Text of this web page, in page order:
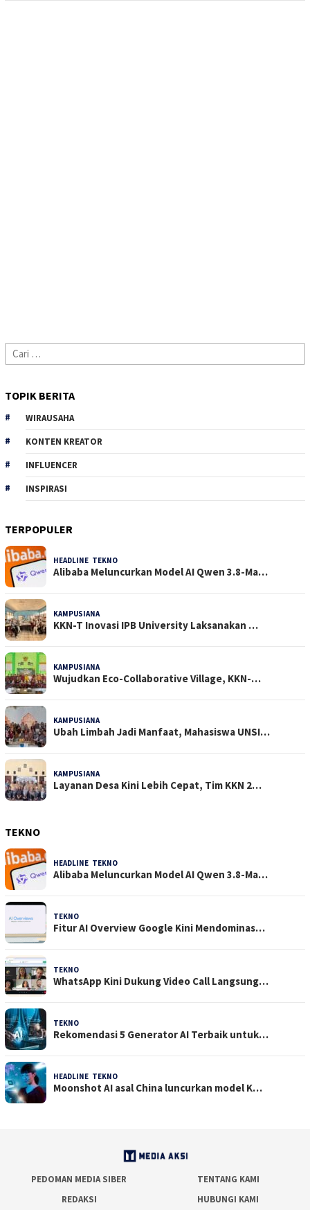
Cari
untuk:
TOPIK BERITA
WIRAUSAHA
KONTEN KREATOR
INFLUENCER
INSPIRASI
TERPOPULER
HEADLINE TEKNO
Alibaba Meluncurkan Model AI Qwen 3.8-Ma…
KAMPUSIANA
KKN-T Inovasi IPB University Laksanakan …
KAMPUSIANA
Wujudkan Eco-Collaborative Village, KKN-…
KAMPUSIANA
Ubah Limbah Jadi Manfaat, Mahasiswa UNSI…
KAMPUSIANA
Layanan Desa Kini Lebih Cepat, Tim KKN 2…
TEKNO
HEADLINE TEKNO
Alibaba Meluncurkan Model AI Qwen 3.8-Ma…
TEKNO
Fitur AI Overview Google Kini Mendominas…
TEKNO
WhatsApp Kini Dukung Video Call Langsung…
TEKNO
Rekomendasi 5 Generator AI Terbaik untuk…
HEADLINE TEKNO
Moonshot AI asal China luncurkan model K…
PEDOMAN MEDIA SIBER
TENTANG KAMI
REDAKSI
HUBUNGI KAMI